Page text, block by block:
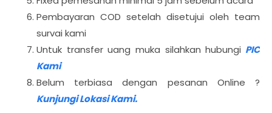
Pembayaran COD setelah disetujui oleh team
survai kami
Untuk transfer uang muka silahkan hubungi PIC
Kami
Belum terbiasa dengan pesanan Online ?
Kunjungi Lokasi Kami.